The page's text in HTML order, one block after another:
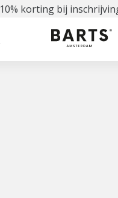
10% korting bij